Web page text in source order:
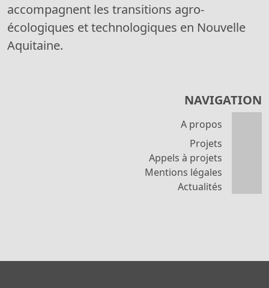
accompagnent les transitions agro-
écologiques et technologiques en Nouvelle
Aquitaine.
NAVIGATION
A propos
Projets
Appels à projets
Mentions légales
Actualités